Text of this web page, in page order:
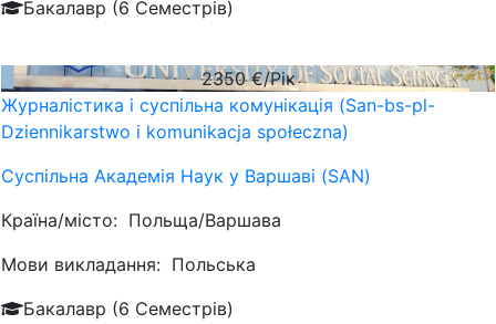
Бакалавр (6 Семестрів)
2350€/Рік
Журналістика і суспільна комунікація (San-bs-pl-
Dziennikarstwo i komunikacja społeczna)
Суспільна Академія Наук у Варшаві (SAN)
Країна/місто: Польща/Варшава
Мови викладання: Польська
Бакалавр (6 Семестрів)